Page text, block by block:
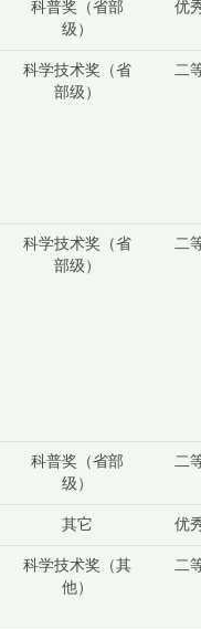
科普奖（省部
级）
优
科学技术奖（省
部级）
二
科学技术奖（省
部级）
二
科普奖（省部
级）
二
其它 优
科学技术奖（其
他）
二